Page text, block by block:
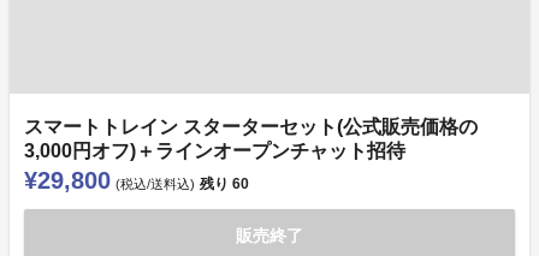
スマートトレイン スターターセット(公式販売価格の
3,000円オフ)＋ラインオープンチャット招待
¥29,800 (税込/送料込) 残り 60
販売終了